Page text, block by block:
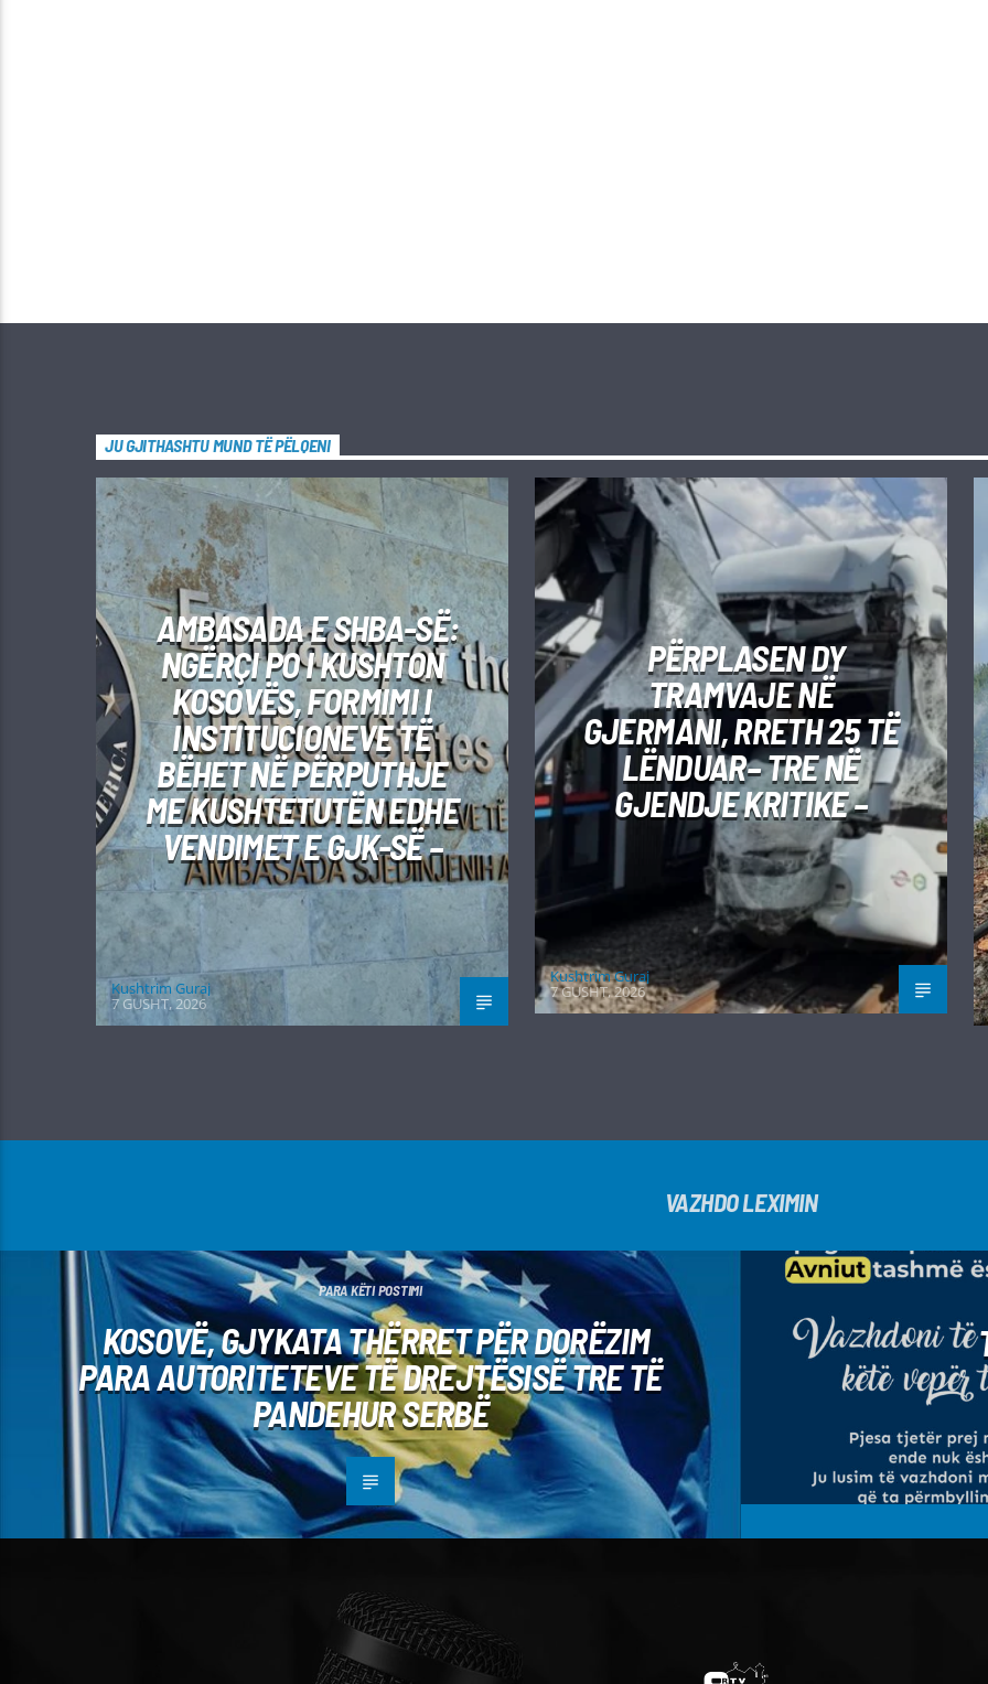
JU GJITHASHTU MUND TË PËLQENI
AMBASADA E SHBA-SË:
NGËRÇI PO I KUSHTON
KOSOVËS, FORMIMI I
INSTITUCIONEVE TË
BËHET NË PËRPUTHJE
ME KUSHTETUTËN EDHE
VENDIMET E GJK-SË –
Kushtrim Guraj
7 GUSHT, 2026
PËRPLASEN DY
TRAMVAJE NË
GJERMANI, RRETH 25 TË
LËNDUAR– TRE NË
GJENDJE KRITIKE –
Kushtrim Guraj
7 GUSHT, 2026
VAZHDO LEXIMIN
PARA KËTI POSTIMI
KOSOVË, GJYKATA THËRRET PËR DORËZIM
PARA AUTORITETEVE TË DREJTËSISË TRE TË
PANDEHUR SERBË